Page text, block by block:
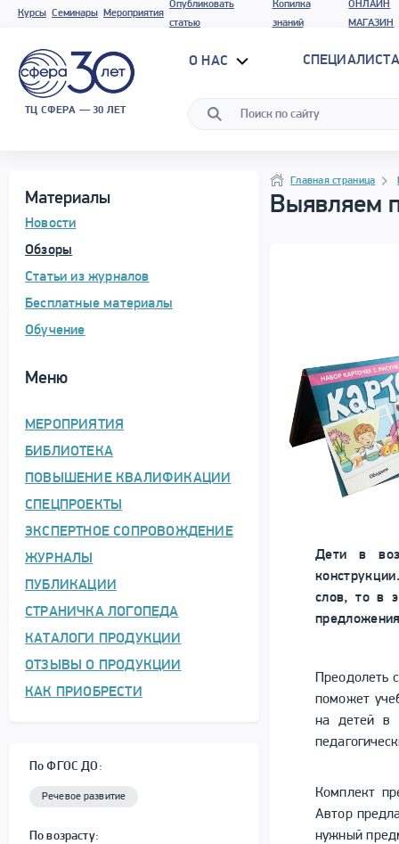
Курсы Семинары Мероприятия
Опубликовать
статью
Копилка
знаний
ОНЛАЙН
МАГАЗИН
ТЦ СФЕРА — 30 ЛЕТ
О НАС
Материалы
Новости
Обзоры
Статьи из журналов
Бесплатные материалы
Обучение
Меню
МЕРОПРИЯТИЯ
БИБЛИОТЕКА
ПОВЫШЕНИЕ КВАЛИФИКАЦИИ
СПЕЦПРОЕКТЫ
ЭКСПЕРТНОЕ СОПРОВОЖДЕНИЕ
ЖУРНАЛЫ
ПУБЛИКАЦИИ
СТРАНИЧКА ЛОГОПЕДА
КАТАЛОГИ ПРОДУКЦИИ
ОТЗЫВЫ О ПРОДУКЦИИ
КАК ПРИОБРЕСТИ
По ФГОС ДО:
Речевое развитие
По возрасту:
Программа материала
Навигация
НавигацияГлавная страница
Выявляем
Дети в
слов, то в
Преодолеть
поможет
на детей в
Комплект
Автор
нужный